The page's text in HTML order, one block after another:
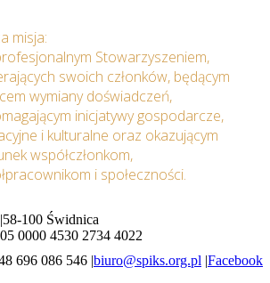
misja:
Stowarzyszeniem,
swoich członków, będącym
wymiany doświadczeń,
inicjatywy gospodarcze,
i kulturalne oraz okazującym
współczłonkom,
i społeczności.
100 Świdnica
0000 4530 2734 4022
696 086 546 |biuro@spiks.org.pl |Facebook